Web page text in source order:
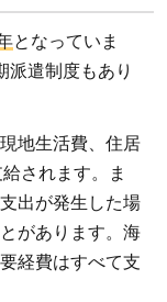
となっていま
派遣制度もあり
地生活費、住居
されます。ま
出が発生した場
があります。海
経費はすべて支